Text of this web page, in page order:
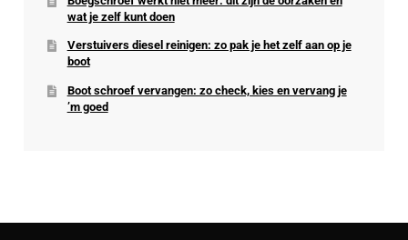
wat je zelf kunt doen
Verstuivers diesel reinigen: zo pak je het zelf aan op je
boot
Boot schroef vervangen: zo check, kies en vervang je
’m goed